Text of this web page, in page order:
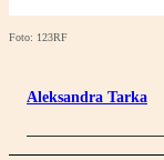
Foto: 123RF
Aleksandra Tarka